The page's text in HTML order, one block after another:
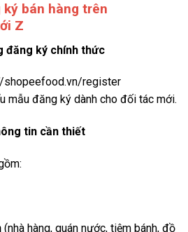
ký bán hàng trên
Z
đăng ký chính thức
shopeefood.vn/register
mẫu đăng ký dành cho đối tác mới.
tin cần thiết
(nhà hàng, quán nước, tiệm bánh, đồ